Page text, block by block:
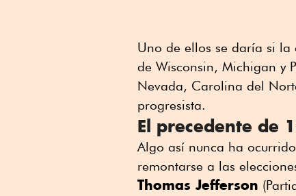
Uno de ellos se daría si
de Wisconsin, Michigan y
Nevada, Carolina del
progresista.
El precedente de
Algo así nunca ha
remontarse a las
Thomas Jefferson